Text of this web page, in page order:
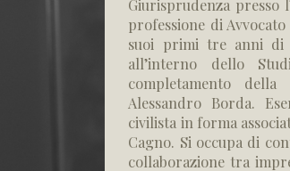
Giurisprudenza presso
professione di
suoi primi tre anni di
all’interno dello
completamento della
Alessandro Borda.
civilista in forma
Cagno. Si occupa di
collaborazione tra